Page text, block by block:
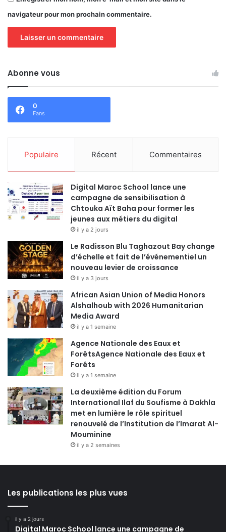
navigateur pour mon prochain commentaire.
Abonne vous
0
Fans
Populaire Récent Commentaires
Digital Maroc School lance une
campagne de sensibilisation à
Chtouka Aït Baha pour former les
jeunes aux métiers du digital
il y a 2 jours
Le Radisson Blu Taghazout Bay change
d’échelle et fait de l’événementiel un
nouveau levier de croissance
il y a 3 jours
African Asian Union of Media Honors
Alshalhoub with 2026 Humanitarian
Media Award
il y a 1 semaine
Agence Nationale des Eaux et
ForêtsAgence Nationale des Eaux et
Forêts
il y a 1 semaine
La deuxième édition du Forum
International Ilaf du Soufisme à Dakhla
met en lumière le rôle spirituel
renouvelé de l’Institution de l’Imarat Al-
Mouminine
il y a 2 semaines
Les publications les plus vues
il y a 2 jours
Digital Maroc School lance une campagne de